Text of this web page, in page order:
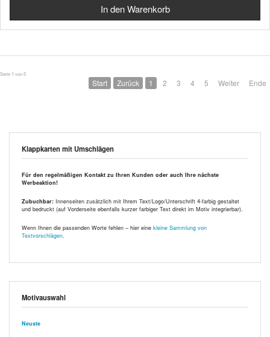
Seite 1 von 5
Start Zurück 1 2 3 4 5 Weiter Ende
Klappkarten mit Umschlägen
Für den regelmäßigen Kontakt zu Ihren Kunden oder auch Ihre nächste
Werbeaktion!
Zubuchbar: Innenseiten zusätzlich mit Ihrem Text/Logo/Unterschrift 4-farbig gestaltet
und bedruckt (auf Vorderseite ebenfalls kurzer farbiger Text direkt im Motiv integrierbar).
Wenn Ihnen die passenden Worte fehlen – hier eine kleine Sammlung von
Textvorschlägen
Motivauswahl
Neuste